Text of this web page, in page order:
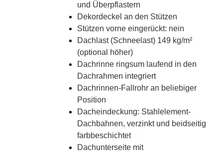
und Überpflastern
Dekordeckel an den Stützen
Stützen vorne eingerückt: nein
Dachlast (Schneelast) 149 kg/m²
(optional höher)
Dachrinne ringsum laufend in den
Dachrahmen integriert
Dachrinnen-Fallrohr an beliebiger
Position
Dacheindeckung: Stahlelement-
Dachbahnen, verzinkt und beidseitig
farbbeschichtet
Dachunterseite mit